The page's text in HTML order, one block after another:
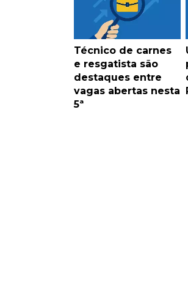
Técnico de carnes
e resgatista são
destaques entre
vagas abertas nesta
5ª